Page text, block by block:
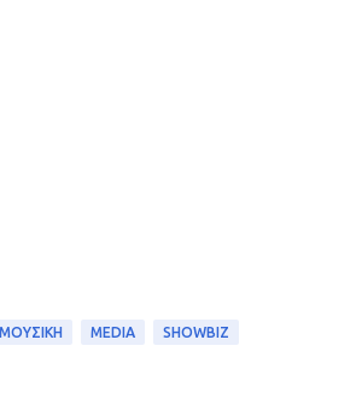
ΜΟΥΣΙΚΗ MEDIA SHOWBIZ